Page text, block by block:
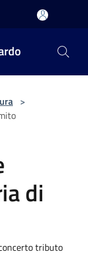
>
di
tributo